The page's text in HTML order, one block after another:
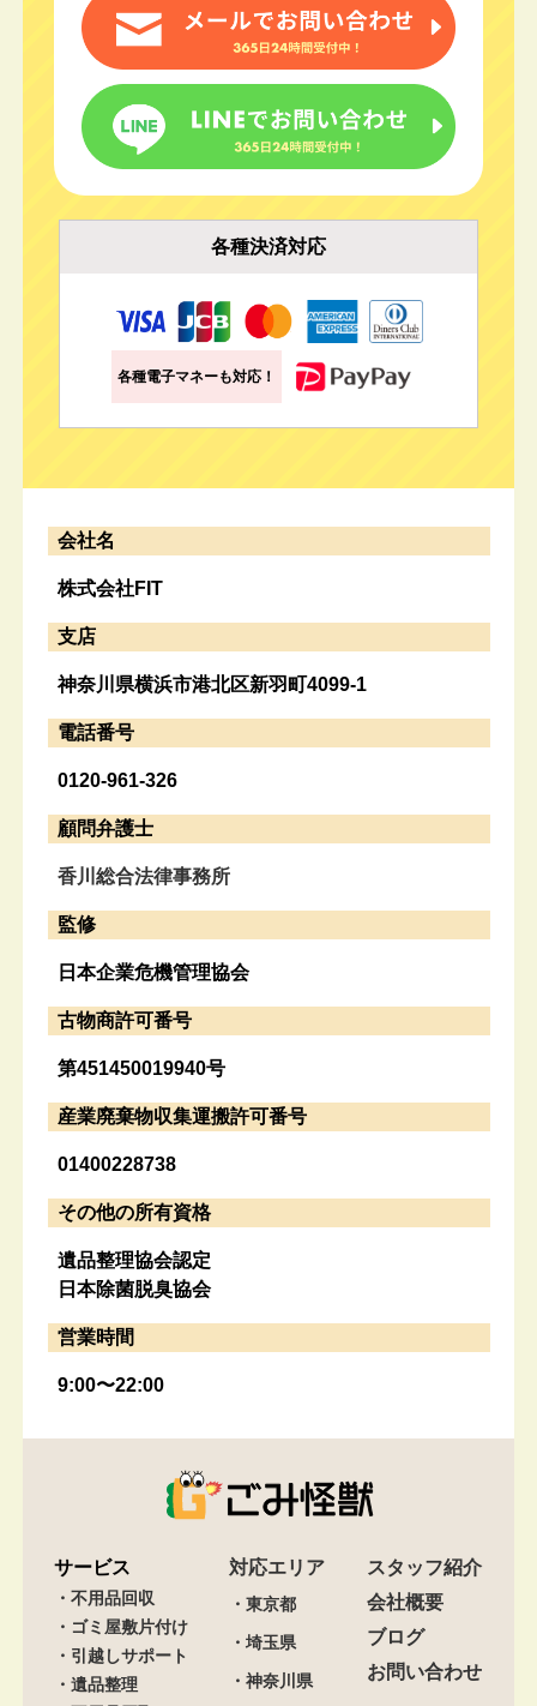
各種決済対応
各種電子マネーも対応！
会社名
株式会社FIT
支店
神奈川県横浜市港北区新羽町4099-1
電話番号
0120-961-326
顧問弁護士
香川総合法律事務所
監修
日本企業危機管理協会
古物商許可番号
第451450019940号
産業廃棄物収集運搬許可番号
01400228738
その他の所有資格
遺品整理協会認定
日本除菌脱臭協会
営業時間
9:00〜22:00
サービス
・不用品回収
・ゴミ屋敷片付け
・引越しサポート
・遺品整理
対応エリア
・東京都
・埼玉県
・神奈川県
スタッフ紹介
会社概要
ブログ
お問い合わせ